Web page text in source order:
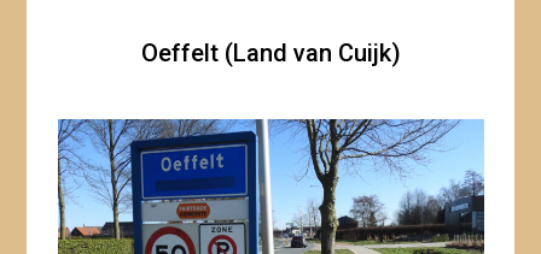
Oeffelt (Land van Cuijk)